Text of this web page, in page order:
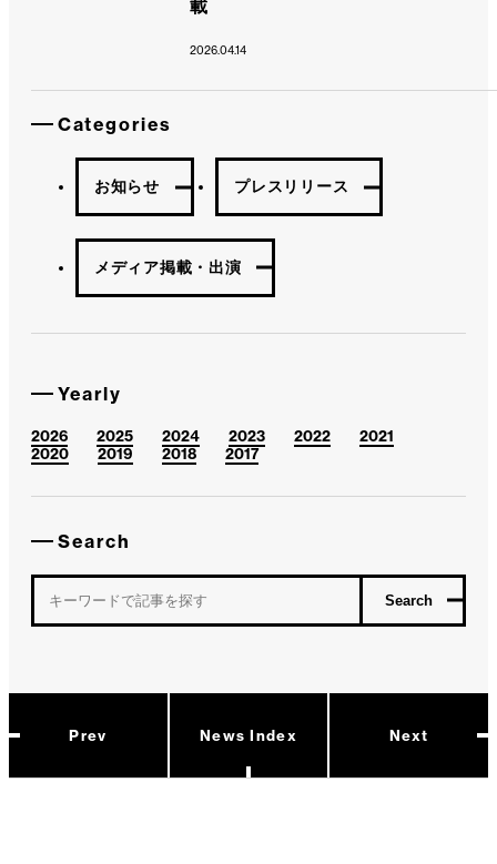
載
2026.04.14
Categories
お知らせ プレスリリース
メディア掲載・出演
Yearly
2026 2025 2024 2023 2022
2021
2020
2019 2018 2017
Search
Prev News Index Next